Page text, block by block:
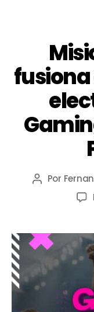
Por